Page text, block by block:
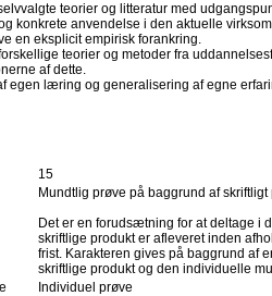
teorier og litteratur med
konkrete anvendelse i den aktuelle
en eksplicit empirisk forankring.
teorier og metoder fra
af dette.
egen læring og generalisering af egne
15
Mundtlig prøve på baggrund af skriftligt
Det er en forudsætning for at deltage i
skriftlige produkt er afleveret inden
frist. Karakteren gives på baggrund af
skriftlige produkt og den individuelle
Individuel prøve